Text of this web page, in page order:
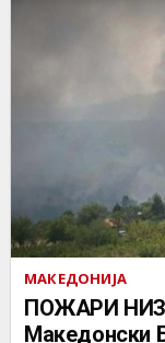
МАКЕДОНИЈА
ПОЖАРИ НИЗ
Македонски